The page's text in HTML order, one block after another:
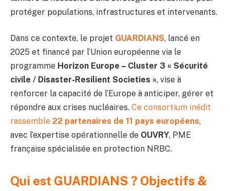
protéger populations, infrastructures et intervenants.
Dans ce contexte, le projet GUARDIANS, lancé en
2025 et financé par l’Union européenne via le
programme Horizon Europe – Cluster 3 « Sécurité
civile / Disaster-Resilient Societies », vise à
renforcer la capacité de l’Europe à anticiper, gérer et
répondre aux crises nucléaires. Ce consortium inédit
rassemble 22 partenaires de 11 pays européens,
avec l’expertise opérationnelle de OUVRY, PME
française spécialisée en protection NRBC.
Qui est GUARDIANS ? Objectifs &